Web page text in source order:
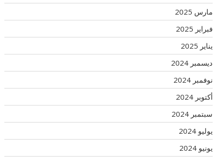
مارس 2025
فبراير 2025
يناير 2025
ديسمبر 2024
نوفمبر 2024
أكتوبر 2024
سبتمبر 2024
يوليو 2024
يونيو 2024